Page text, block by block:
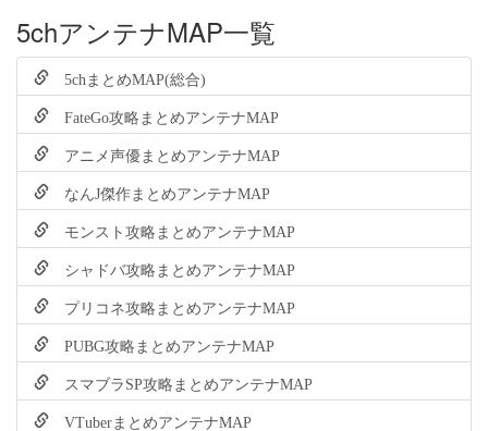
5chアンテナMAP一覧
5chまとめMAP(総合)
FateGo攻略まとめアンテナMAP
アニメ声優まとめアンテナMAP
なんJ傑作まとめアンテナMAP
モンスト攻略まとめアンテナMAP
シャドバ攻略まとめアンテナMAP
プリコネ攻略まとめアンテナMAP
PUBG攻略まとめアンテナMAP
スマブラSP攻略まとめアンテナMAP
VTuberまとめアンテナMAP